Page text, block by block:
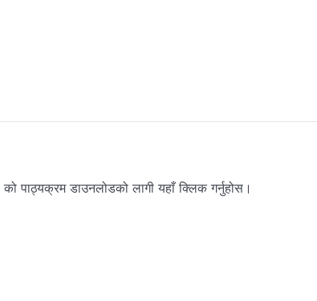
को पाठ्यक्रम डाउनलोडको लागी यहाँ क्लिक गर्नुहोस।